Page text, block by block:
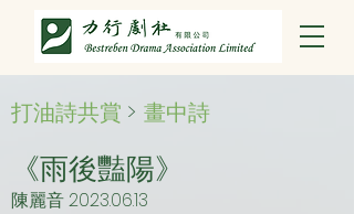
打油詩共賞 > 畫中詩
《雨後豔陽》
陳麗音2023.06.13